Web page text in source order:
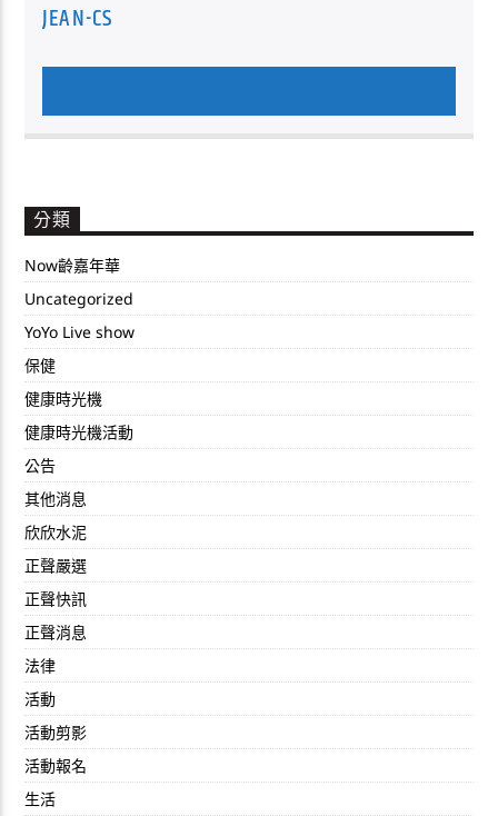
JEAN-CS
分類
Now齡嘉年華
Uncategorized
YoYo Live show
保健
健康時光機
健康時光機活動
公告
其他消息
欣欣水泥
正聲嚴選
正聲快訊
正聲消息
法律
活動
活動剪影
活動報名
生活